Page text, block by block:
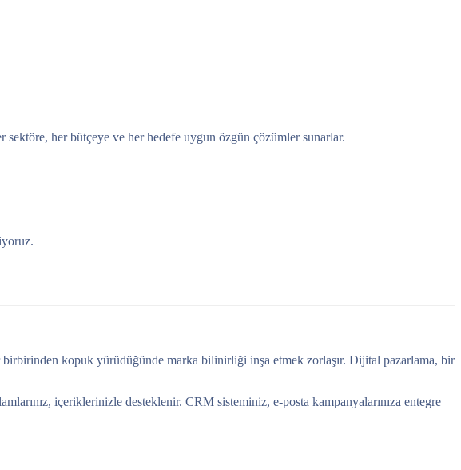
her bütçeye ve her hedefe uygun özgün çözümler sunarlar.
kopuk yürüdüğünde marka bilinirliği inşa etmek zorlaşır. Dijital pazarlama, bir
içeriklerinizle desteklenir. CRM sisteminiz, e-posta kampanyalarınıza entegre